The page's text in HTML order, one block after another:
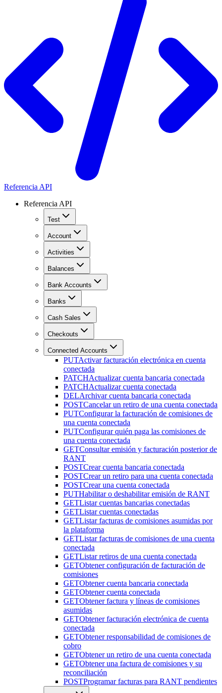
Referencia API
Referencia API
Test
Account
Activities
Balances
Bank Accounts
Banks
Cash Sales
Checkouts
Connected Accounts
PUTActivar facturación electrónica en cuenta
conectada
PATCHActualizar cuenta bancaria conectada
PATCHActualizar cuenta conectada
DELArchivar cuenta bancaria conectada
POSTCancelar un retiro de una cuenta conectada
PUTConfigurar la facturación de comisiones de
una cuenta conectada
PUTConfigurar quién paga las comisiones de
una cuenta conectada
GETConsultar emisión y facturación posterior de
RANT
POSTCrear cuenta bancaria conectada
POSTCrear un retiro para una cuenta conectada
POSTCrear una cuenta conectada
PUTHabilitar o deshabilitar emisión de RANT
GETListar cuentas bancarias conectadas
GETListar cuentas conectadas
GETListar facturas de comisiones asumidas por
la plataforma
GETListar facturas de comisiones de una cuenta
conectada
GETListar retiros de una cuenta conectada
GETObtener configuración de facturación de
comisiones
GETObtener cuenta bancaria conectada
GETObtener cuenta conectada
GETObtener factura y líneas de comisiones
asumidas
GETObtener facturación electrónica de cuenta
conectada
GETObtener responsabilidad de comisiones de
cobro
GETObtener un retiro de una cuenta conectada
GETObtener una factura de comisiones y su
reconciliación
POSTProgramar facturas para RANT pendientes